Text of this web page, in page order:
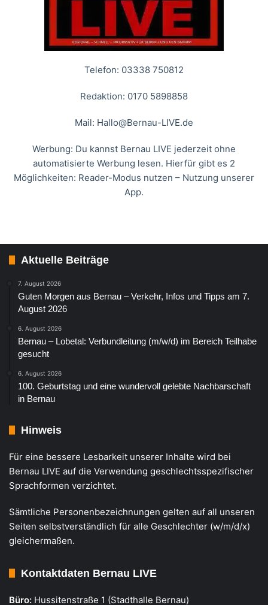
Telefon: 03338 750812
Redaktion: 0170 5898858
Mail: Hallo@Bernau-LIVE.de
Werbung: Du kannst Bernau LIVE jederzeit ohne
automatisierte Werbung lesen. Hierfür gibt es 2
Möglichkeiten: Reader-Modus nutzen – Nutzung unserer
App.
Aktuelle Beiträge
7. August 2026
Guten Morgen aus Bernau – Verkehr, Infos und Tipps am 7.
August 2026
6. August 2026
Bernau – Lobetal: Verbundleitung (m/w/d) im Bereich Teilhabe
gesucht
6. August 2026
100. Geburtstag und eine wundervoll gelebte Nachbarschaft
in Bernau
Hinweis
Für eine bessere Lesbarkeit unserer Inhalte wird bei
Bernau LIVE auf die Verwendung geschlechtsspezifischer
Sprachformen verzichtet.
Sämtliche Personenbezeichnungen gelten auf all unseren
Seiten selbstverständlich für alle Geschlechter (w/m/d/x)
gleichermaßen.
Kontaktdaten Bernau LIVE
Büro: Hussitenstraße 1 (Stadthalle Bernau)